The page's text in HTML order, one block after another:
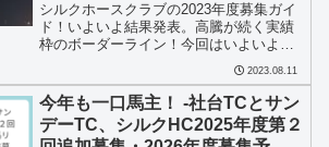
シルクホースクラブの2023年度募集ガイ
ド！いよいよ結果発表。高騰が続く実績
枠のボーダーライン！今回はいよいよ大
台に。更に今年から導入された10頭制限
の影響は？注目の申込口数と共にアラフ
ォーUMAJOがゆる～く、楽しみながら、
深掘視点で！
2023.08.11
今年も一口馬主！ ‐社台TCとサン
デーTC、シルクHC2025年度第２